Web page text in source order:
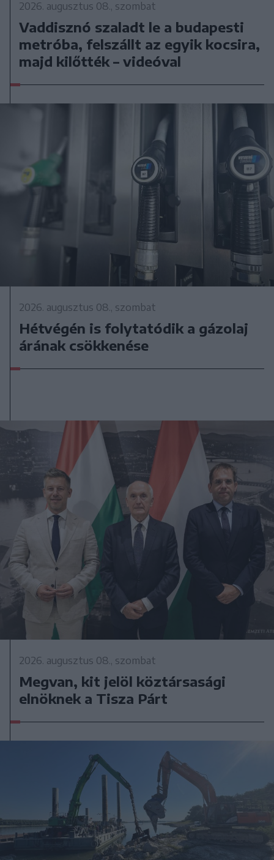
2026. augusztus 08., szombat
Vaddisznó szaladt le a budapesti
metróba, felszállt az egyik kocsira,
majd kilőtték – videóval
2026. augusztus 08., szombat
Hétvégén is folytatódik a gázolaj
árának csökkenése
2026. augusztus 08., szombat
Megvan, kit jelöl köztársasági
elnöknek a Tisza Párt